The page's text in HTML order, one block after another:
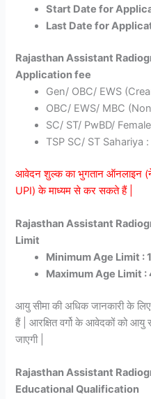
Start Date for
Last Date for
Rajasthan Assistant
Application fee
Gen/ OBC/ EWS
OBC/ EWS/ MBC
SC/ ST/ PwBD/
TSP SC/ ST Sahariya :
आवेदन शुल्क का भुगतान ऑनलाइन
UPI) के माध्यम से कर सकते हैं |
Rajasthan Assistant
Limit
Minimum Age Limit :
Maximum Age Limit :
आयु सीमा की अधिक जानकारी के
हैं | आरक्षित वर्गो के आवेदकों को आयु
जाएगी |
Rajasthan Assistant
Educational Qualification